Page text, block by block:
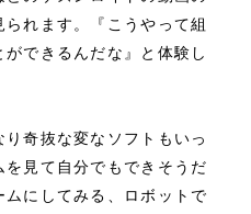
れます。『こうやって組
できるんだな』と体験し
り奇抜な変なソフトもいっ
見て自分でもできそうだ
にしてみる、ロボットで